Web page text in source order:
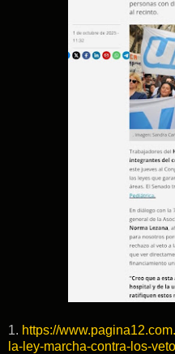
1. https://
la-ley-marcha-contra-los-